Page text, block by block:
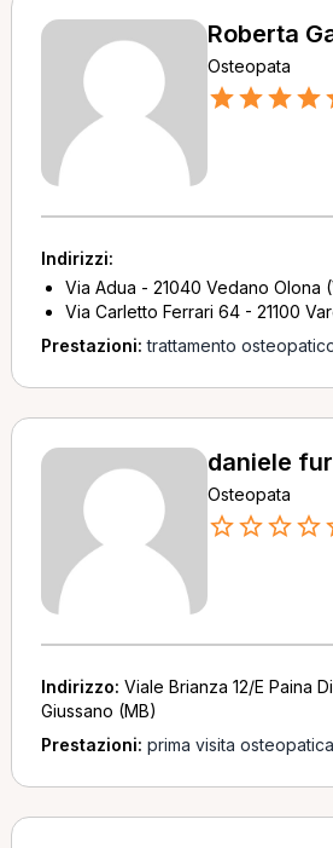
Roberta
Osteopata
Indirizzi:
Via Adua - 21040 Vedano Olona
Via Carletto Ferrari 64 - 21100
Prestazioni:trattamento
daniele
Osteopata
Indirizzo: Viale Brianza 12/E Paina
Giussano (MB)
Prestazioni: prima visita osteopatica